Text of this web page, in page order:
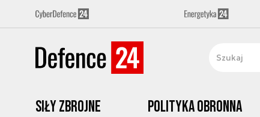
Siły zbrojne Polityka obronna